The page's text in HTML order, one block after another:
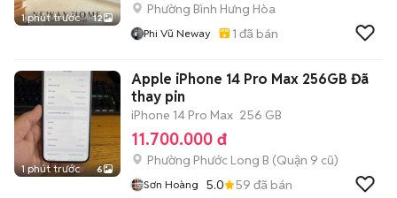
1 phút trước 12
Phường Bình Hưng Hòa
Phi Vũ Neway 1 đã bán
1 phút trước 6
Apple iPhone 14 Pro Max 256GB Đã
thay pin
iPhone 14 Pro Max 256 GB
11.700.000 đ
Phường Phước Long B (Quận 9 cũ)
Sơn Hoàng 5.0 59 đã bán